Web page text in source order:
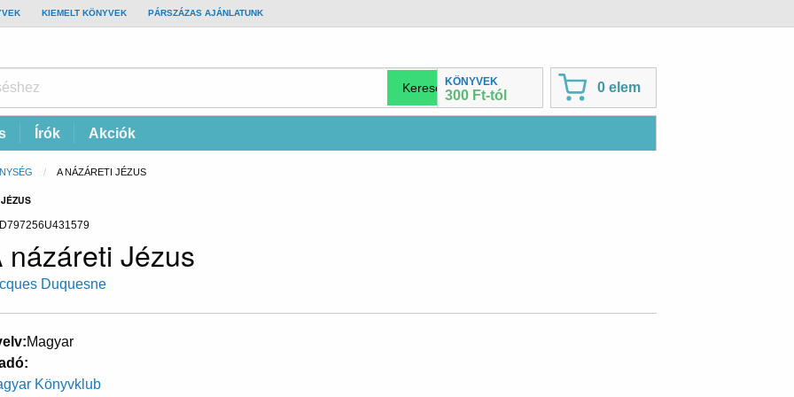
KIEMELT KÖNYVEK PÁRSZÁZAS AJÁNLATUNK
KÖNYVEK
300 Ft-tól
0 elem
Írók Akciók
CURRENT:
A NÁZÁRETI JÉZUS
názáreti Jézus
Duquesne
Magyar
Könyvklub